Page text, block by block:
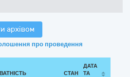
архівом
про проведення
СТАН
ДАТА
ТА